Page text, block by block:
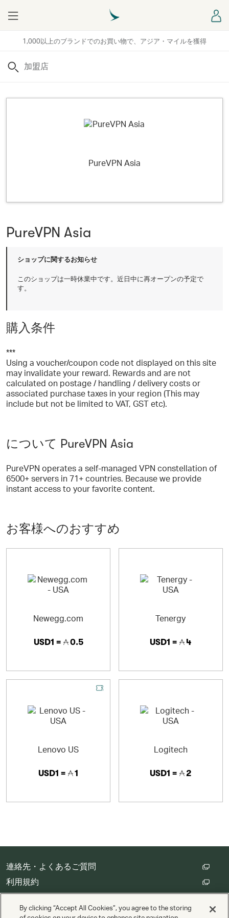
1,000以上のブランドでのお買い物で、アジア・マイルを獲得
Menu
検索
PureVPN Asia
PureVPN Asia
ショップに関するお知らせ
このショップは一時休業中です。近日中に再オープンの予定で
す。
購入条件
***
Using a voucher/coupon code not displayed on this site
may invalidate your reward. Rewards and are not
calculated on postage / handling / delivery costs or
associated purchase taxes in your region (This may
include but not be limited to VAT, GST etc).
について PureVPN Asia
PureVPN operates a self-managed VPN constellation of
6500+ servers in 71+ countries. Because we provide
instant access to your favorite content.
お客様へのおすすめ
Newegg.com
USD1 = 0.5
Tenergy
USD1 = 4
Lenovo US
USD1 = 1
Logitech
USD1 = 2
連絡先・よくあるご質問
利用規約
クッキーの設定
By clicking “Accept All Cookies”, you agree to the storing